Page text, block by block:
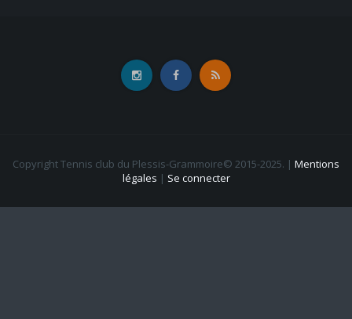
Copyright Tennis club du Plessis-Grammoire© 2015-2025. | Mentions
légales | Se connecter